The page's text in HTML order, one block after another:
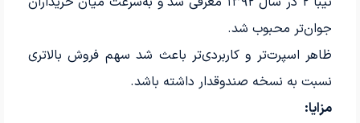
جوان‌تر محبوب شد.
ظاهر اسپرت‌تر و کاربردی‌تر باعث شد سهم فروش بالاتری
نسبت به نسخه صندوقدار داشته باشد.
مزایا: